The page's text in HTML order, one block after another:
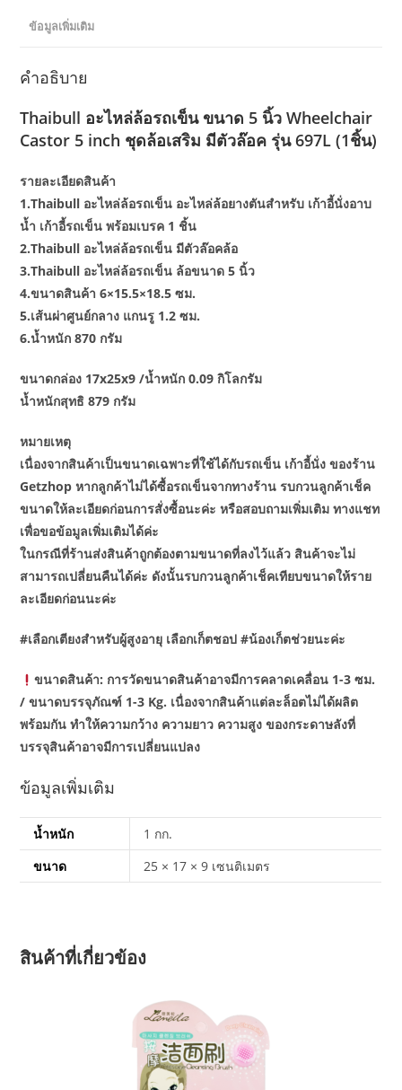
ข้อมูลเพิ่มเติม
คำอธิบาย
Thaibull อะไหล่ล้อรถเข็น ขนาด 5 นิ้ว Wheelchair
Castor 5 inch ชุดล้อเสริม มีตัวล๊อค รุ่น 697L (1ชิ้น)
รายละเอียดสินค้า
1.Thaibull อะไหล่ล้อรถเข็น อะไหล่ล้อยางตันสำหรับ เก้าอี้นั่งอาบ
น้ำ เก้าอี้รถเข็น พร้อมเบรค 1 ชิ้น
2.Thaibull อะไหล่ล้อรถเข็น มีตัวล๊อคล้อ
3.Thaibull อะไหล่ล้อรถเข็น ล้อขนาด 5 นิ้ว
4.ขนาดสินค้า 6×15.5×18.5 ซม.
5.เส้นผ่าศูนย์กลาง แกนรู 1.2 ซม.
6.น้ำหนัก 870 กรัม
ขนาดกล่อง 17x25x9 /น้ำหนัก 0.09 กิโลกรัม
น้ำหนักสุทธิ 879 กรัม
หมายเหตุ
เนื่องจากสินค้าเป็นขนาดเฉพาะที่ใช้ได้กับรถเข็น เก้าอี้นั่ง ของร้าน
Getzhop หากลูกค้าไม่ได้ซื้อรถเข็นจากทางร้าน รบกวนลูกค้าเช็ค
ขนาดให้ละเอียดก่อนการสั่งซื้อนะค่ะ หรือสอบถามเพิ่มเติม ทางแชท
เพื่อขอข้อมูลเพิ่มเติมได้ค่ะ
ในกรณีที่ร้านส่งสินค้าถูกต้องตามขนาดที่ลงไว้แล้ว สินค้าจะไม่
สามารถเปลี่ยนคืนได้ค่ะ ดังนั้นรบกวนลูกค้าเช็คเทียบขนาดให้ราย
ละเอียดก่อนนะค่ะ
#เลือกเตียงสำหรับผู้สูงอายุ เลือกเก็ตชอป #น้องเก็ตช่วยนะค่ะ
ขนาดสินค้า: การวัดขนาดสินค้าอาจมีการคลาดเคลื่อน 1-3 ซม.
/ ขนาดบรรจุภัณฑ์ 1-3 Kg. เนื่องจากสินค้าแต่ละล็อตไม่ได้ผลิต
พร้อมกัน ทำให้ความกว้าง ความยาว ความสูง ของกระดาษลังที่
บรรจุสินค้าอาจมีการเปลี่ยนแปลง
ข้อมูลเพิ่มเติม
น้ำหนัก
1 กก.
ขนาด
25 × 17 × 9 เซนติเมตร
สินค้าที่เกี่ยวข้อง